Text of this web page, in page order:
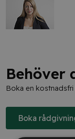
Behöver
Boka en
Boka